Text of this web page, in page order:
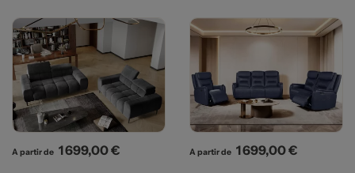
A partir de Prix
1 699,00 € A partir de Prix
1 699,00 €